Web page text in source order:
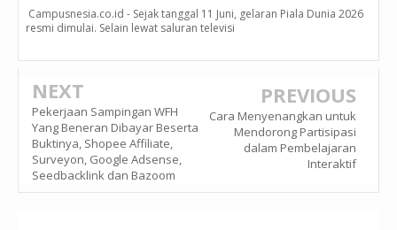
Campusnesia.co.id - Sejak tanggal 11 Juni, gelaran Piala Dunia 2026
resmi dimulai. Selain lewat saluran televisi
NEXT
Pekerjaan Sampingan WFH
Yang Beneran Dibayar Beserta
Buktinya, Shopee Affiliate,
Surveyon, Google Adsense,
Seedbacklink dan Bazoom
PREVIOUS
Cara Menyenangkan untuk
Mendorong Partisipasi
dalam Pembelajaran
Interaktif